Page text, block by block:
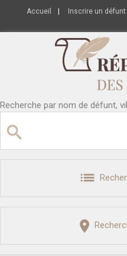
Accueil Inscrire un défunt
Recherche par nom de défunt,